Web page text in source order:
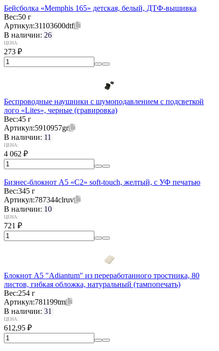
Бейсболка «Memphis 165» детская, белый, ДТФ-вышивка
Вес:50 г
Артикул:31103600dtf
В наличии: 26
ЦЕНА:
273 ₽
Беспроводные наушники с шумоподавлением c подсветкой
лого «Lites», черные (гравировка)
Вес:45 г
Артикул:5910957gr
В наличии: 11
ЦЕНА:
4 062 ₽
Бизнес-блокнот А5 «C2» soft-touch, желтый, с УФ печатью
Вес:345 г
Артикул:787344clruv
В наличии: 10
ЦЕНА:
721 ₽
Блокнот А5 "Adiantum" из переработанного тростника, 80
листов, гибкая обложка, натуральный (тампопечать)
Вес:254 г
Артикул:781199tm
В наличии: 31
ЦЕНА:
612,95 ₽